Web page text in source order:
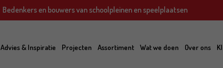
Bedenkers en bouwers van schoolpleinen en speelplaatsen
Advies & Inspiratie Projecten Assortiment Wat we doen Over ons